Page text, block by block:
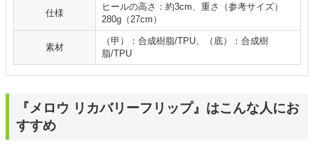
仕様
ヒールの高さ：約3cm、重さ（参考サイズ）
280g（27cm）
素材
（甲）：合成樹脂/TPU、（底）：合成樹
脂/TPU
『メロウ リカバリーフリップ』はこんな人にお
すすめ